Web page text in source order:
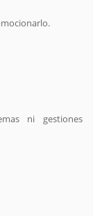
ni gestiones